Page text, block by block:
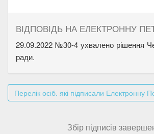
ВІДПОВІДЬ НА ЕЛЕКТРОННУ
29.09.2022 №30-4 ухвалено рішення
ради.
Перелік осіб. які підписали Електронну
Збір підписів